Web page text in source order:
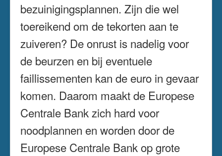
bezuinigingsplannen. Zijn die wel
toereikend om de tekorten aan te
zuiveren? De onrust is nadelig voor
de beurzen en bij eventuele
faillissementen kan de euro in gevaar
komen. Daarom maakt de Europese
Centrale Bank zich hard voor
noodplannen en worden door de
Europese Centrale Bank op grote